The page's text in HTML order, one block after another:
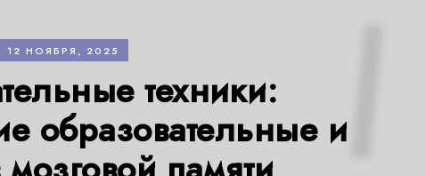
12 НОЯБРЯ, 2025
техники:
образовательные и